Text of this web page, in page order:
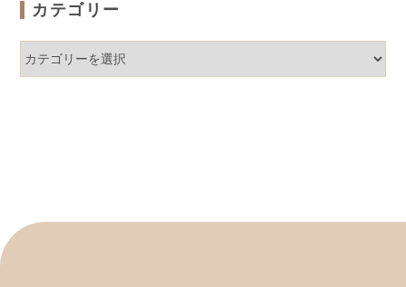
カテゴリー
テ
ゴ